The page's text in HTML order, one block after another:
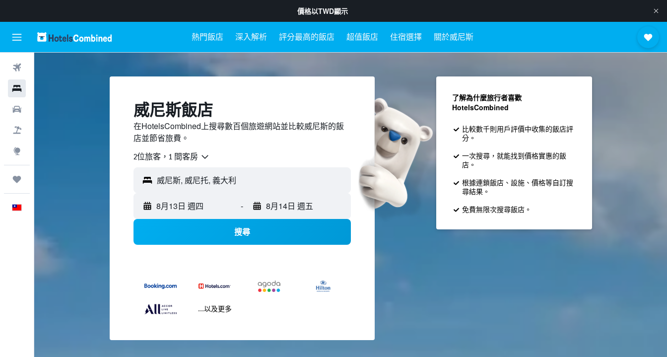
價格以TWD顯示
熱門飯店 深入解析 評分最高的飯店 超值飯店 住宿選擇 關於威尼斯
威尼斯飯店
在HotelsCombined上搜尋數百個旅遊網站並比較威尼斯的飯
店並節省旅費。
2位旅客，1 間客房
8月13日 週四 - 8月14日 週五
搜尋
...以及更多
了解為什麼旅行者喜歡
HotelsCombined
比較數千則用戶評價中收集的飯店評
分。
一次搜尋，就能找到價格實惠的飯
店。
根據連鎖飯店、設施、價格等自訂搜
尋結果。
免費無限次搜尋飯店。